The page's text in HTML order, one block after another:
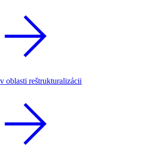
oblasti reštrukturalizácii